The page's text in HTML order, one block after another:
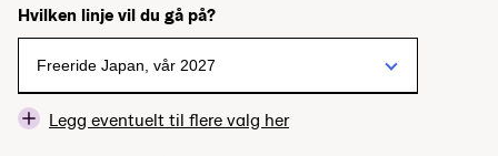
Hvilken linje vil du gå på?
Legg eventuelt til flere valg her